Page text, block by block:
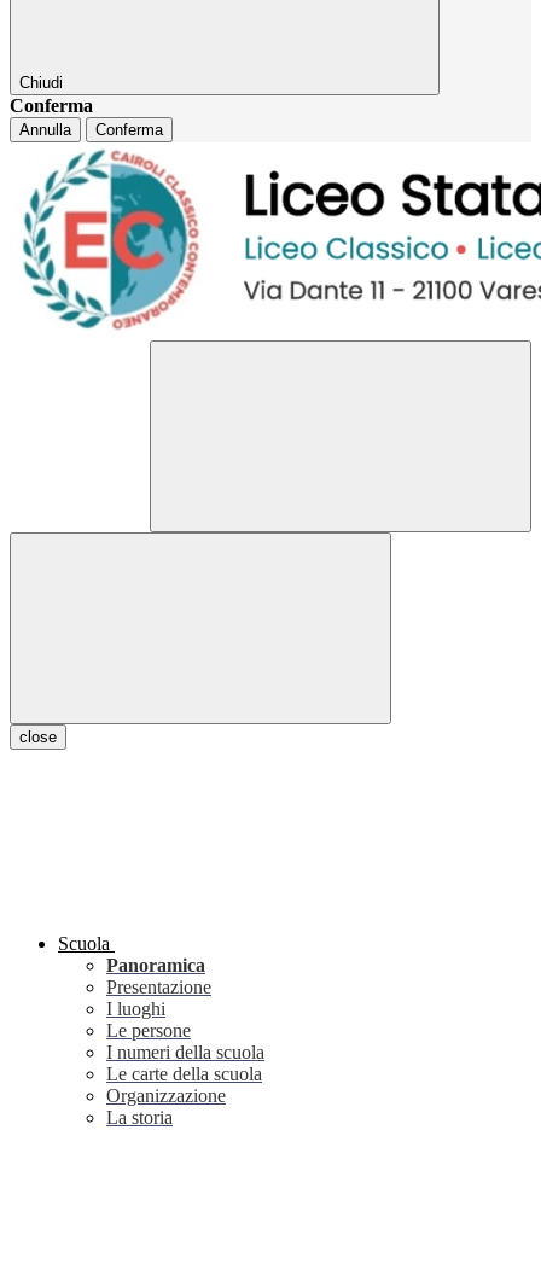
Chiudi
Conferma
Annulla Conferma
close
Scuola
Panoramica
Presentazione
I luoghi
Le persone
I numeri della scuola
Le carte della scuola
Organizzazione
La storia